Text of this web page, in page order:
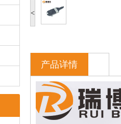
<
产品详情